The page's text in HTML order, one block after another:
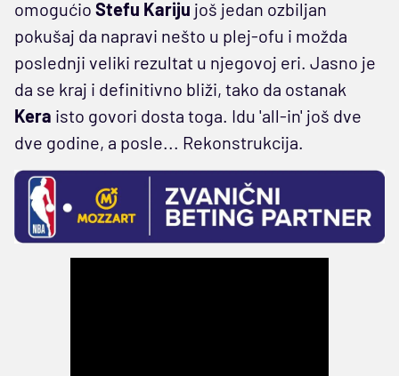
omogućio Stefu Kariju još jedan ozbiljan
pokušaj da napravi nešto u plej-ofu i možda
poslednji veliki rezultat u njegovoj eri. Jasno je
da se kraj i definitivno bliži, tako da ostanak
Kera isto govori dosta toga. Idu 'all-in' još dve
dve godine, a posle... Rekonstrukcija.